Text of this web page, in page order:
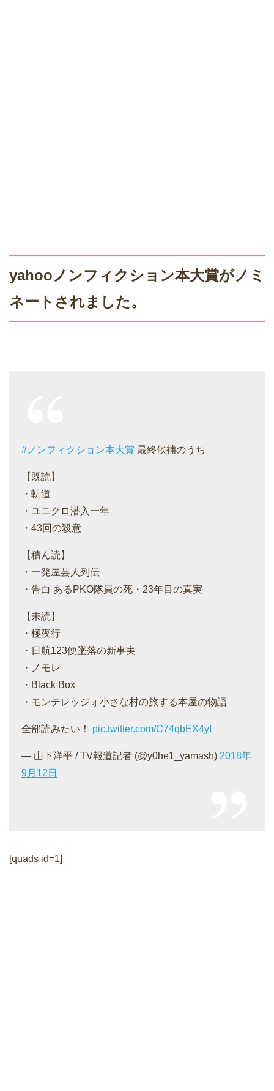
yahooノンフィクション本大賞がノミ
ネートされました。
#ノンフィクション本大賞 最終候補のうち
【既読】
・軌道
・ユニクロ潜入一年
・43回の殺意
【積ん読】
・一発屋芸人列伝
・告白 あるPKO隊員の死・23年目の真実
【未読】
・極夜行
・日航123便墜落の新事実
・ノモレ
・Black Box
・モンテレッジォ小さな村の旅する本屋の物語
全部読みたい！ pic.twitter.com/C74qbEX4yI
— 山下洋平 / TV報道記者 (@y0he1_yamash) 2018年
9月12日
[quads id=1]